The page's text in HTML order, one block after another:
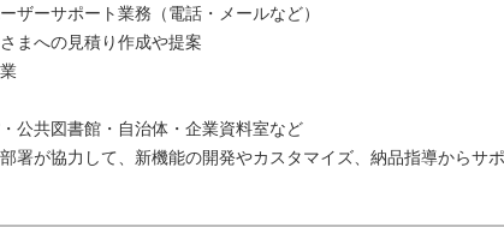
ザーサポート業務（電話・メールなど）
まへの見積り作成や提案
公共図書館・自治体・企業資料室など
署が協力して、新機能の開発やカスタマイズ、納品指導からサ